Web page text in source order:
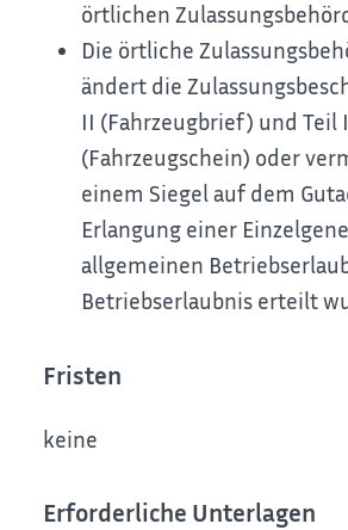
örtlichen
Die örtliche
ändert die
II (Fahrzeugbrief) und Teil I
(Fahrzeugschein) oder
einem Siegel auf dem
Erlangung einer
allgemeinen
Betriebserlaubnis erteilt
Fristen
keine
Erforderliche Unterlagen